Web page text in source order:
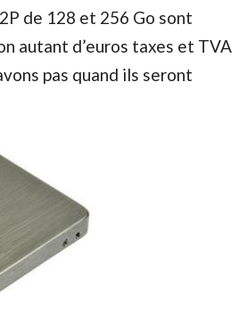
de 128 et 256 Go sont
autant d’euros taxes et TVA
pas quand ils seront